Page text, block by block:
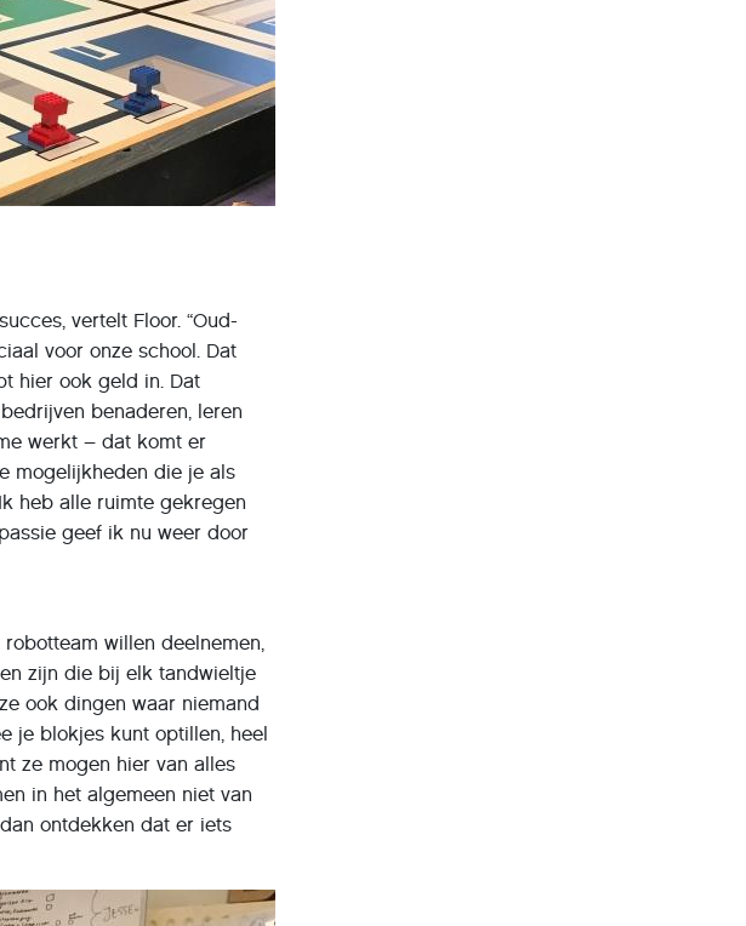
vertelt Floor. “Oud-
voor onze school. Dat
hier ook geld in. Dat
benaderen, leren
werkt – dat komt er
mogelijkheden die je als
heb alle ruimte gekregen
geef ik nu weer door
willen deelnemen,
zijn die bij elk tandwieltje
ook dingen waar niemand
je blokjes kunt optillen, heel
ze mogen hier van alles
in het algemeen niet van
ontdekken dat er iets